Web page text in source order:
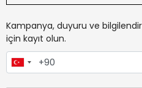
Kampanya, duyuru ve
için kayıt olun.